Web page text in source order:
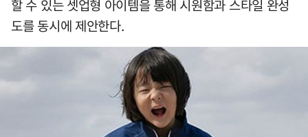
할 수 있는 셋업형 아이템을 통해 시원함과 스타일 완성
도를 동시에 제안한다.